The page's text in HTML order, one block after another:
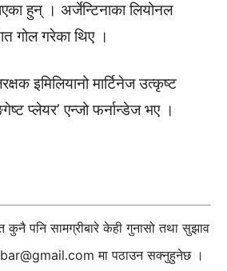
हुन् । अर्जेन्टिनाका लियोनल
गोल गरेका थिए ।
इमिलियानो मार्टिनेज उत्कृष्ट
प्लेयर’ एन्जो फर्नान्डेज भए ।
कुनै पनि सामग्रीबारे केही गुनासो तथा सुझाव
मा पठाउन सक्नुहुनेछ ।